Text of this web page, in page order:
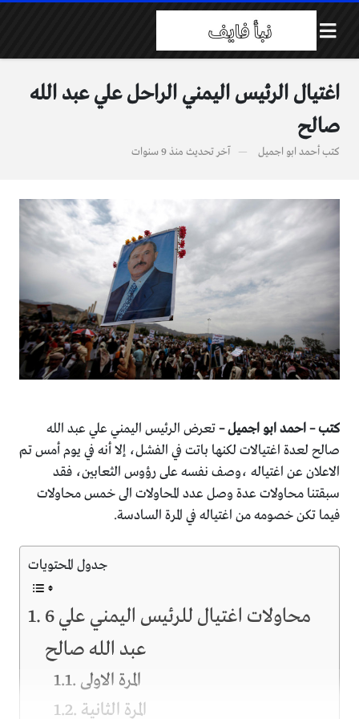
اغتيال الرئيس اليمني الراحل علي عبد الله
صالح
كتبأحمد ابو اجميل آخر تحديث منذ 9 سنوات
كتب – احمد ابو اجميل –تعرض الرئيس اليمني علي عبد الله
صالح لعدة اغتيالات لكنها باتت في الفشل، إلا أنه في يوم أمس تم
الاعلان عن اغتياله ،وصف نفسه على رؤوس الثعابين، فقد
سبقتنا محاولات عدة وصل عدد المحاولات الى خمس محاولات
فيما تكن خصومه من اغتياله في المرة السادسة.
جدول المحتويات
6 محاولات اغتيال للرئيس اليمني علي
عبد الله صالح
المرة الاولى
المرة الثانية